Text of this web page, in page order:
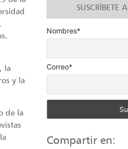
la
y la
de la
SUSCRÍBETE
Nombres*
Correo*
Compartir en: